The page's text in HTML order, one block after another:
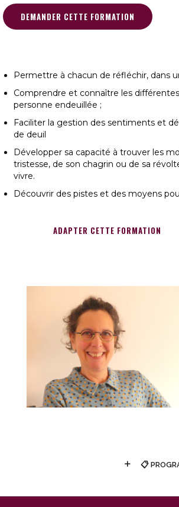
DEMANDER CETTE FORMATION
Permettre à chacun de réfléchir, dans
Comprendre et connaître les
personne endeuillée ;
Faciliter la gestion des sentiments et
de deuil
Développer sa capacité à trouver les
tristesse, de son chagrin ou de sa
vivre.
Découvrir des pistes et des moyens
ADAPTER CETTE FORMATION
Ana Evangelista
Formatrice
📋